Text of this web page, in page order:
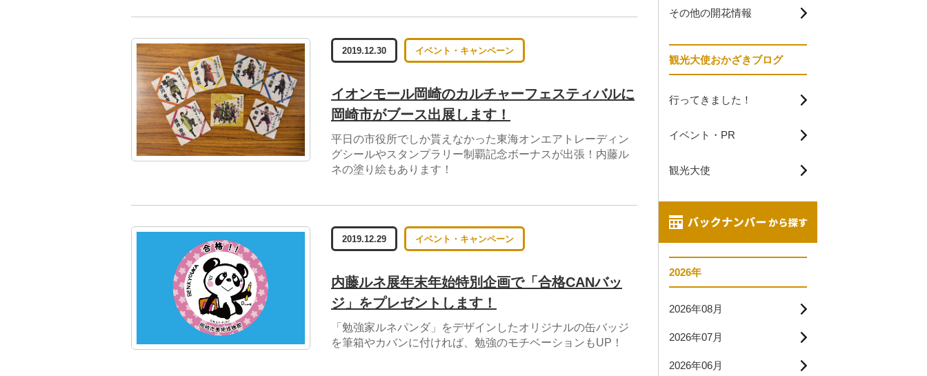
2019.12.30 イベント・キャンペーン
イオンモール岡崎のカルチャーフェスティバルに
岡崎市がブース出展します！
平日の市役所でしか貰えなかった東海オンエアトレーディン
グシールやスタンプラリー制覇記念ボーナスが出張！内藤ル
ネの塗り絵もあります！
2019.12.29 イベント・キャンペーン
内藤ルネ展年末年始特別企画で「合格CANバッ
ジ」をプレゼントします！
「勉強家ルネパンダ」をデザインしたオリジナルの缶バッジ
を筆箱やカバンに付ければ、勉強のモチベーションもUP！
その他の開花情報
観光大使おかざきブログ
行ってきました！
イベント・PR
観光大使
2026年
2026年08月
2026年07月
2026年06月